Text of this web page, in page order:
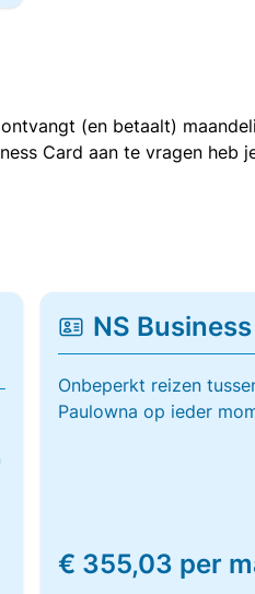
(en betaalt)
Card aan te vragen heb
NS
Onbeperkt reizen
Paulowna op ieder
€ 355,03 per